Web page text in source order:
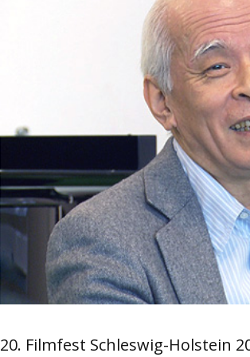
20. Filmfest Schleswig-Holstein